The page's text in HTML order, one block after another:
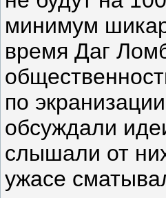
минимум
время Даг
по
обсуждали
слышали от
ужасе